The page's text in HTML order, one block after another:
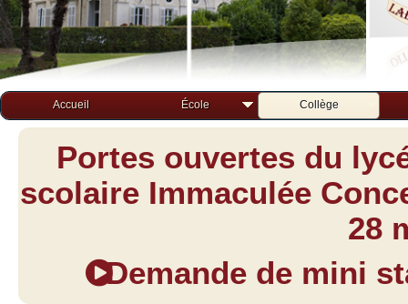
Accueil École Collège
Portes ouvertes du
scolaire Immaculée
28
Demande de mini